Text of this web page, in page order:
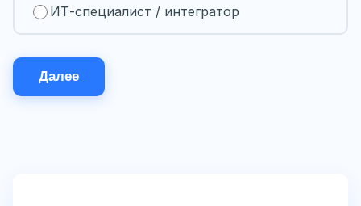
ИТ-специалист / интегратор
Далее